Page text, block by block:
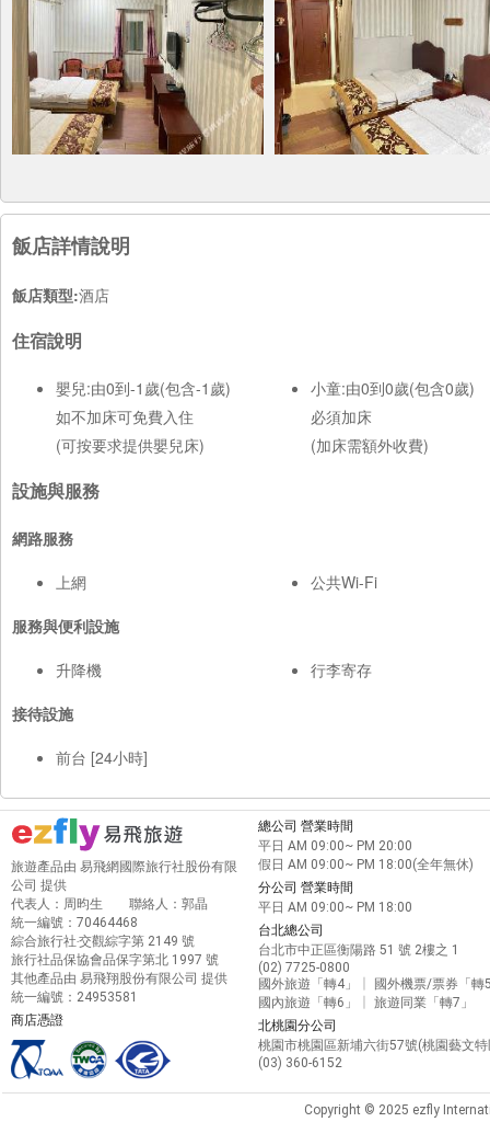
飯店詳情說明
飯店類型:酒店
住宿說明
嬰兒:由0到-1歲(包含-1歲)
如不加床可免費入住
(可按要求提供嬰兒床)
小童:由0到0歲(包含0歲)
必須加床
(加床需額外收費)
設施與服務
網路服務
上網
公共Wi-Fi
服務與便利設施
升降機
行李寄存
接待設施
前台 [24小時]